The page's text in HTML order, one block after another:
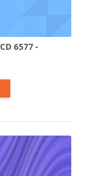
6577 -